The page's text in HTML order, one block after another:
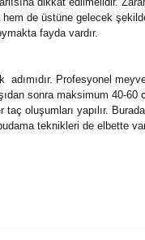
de üstüne gelecek
fayda vardır.
Profesyonel
sonra maksimum 40-60
oluşumları yapılır.
teknikleri de elbette